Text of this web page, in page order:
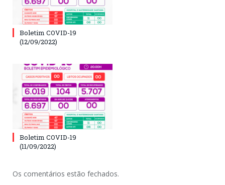
Boletim COVID-19
(12/09/2022)
Boletim COVID-19
(11/09/2022)
Os comentários estão fechados.